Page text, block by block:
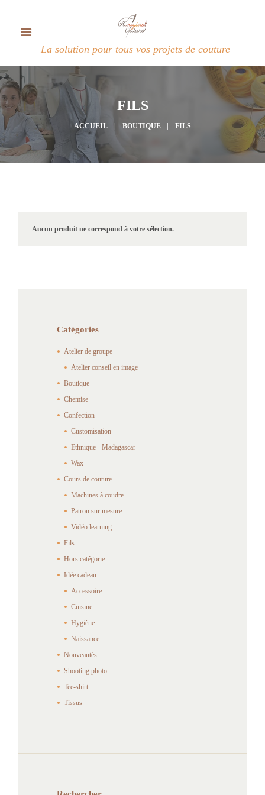
La solution pour tous vos projets de couture
FILS
ACCUEIL BOUTIQUE FILS
Aucun produit ne correspond à votre sélection.
Catégories
Atelier de groupe
Atelier conseil en image
Boutique
Chemise
Confection
Customisation
Ethnique - Madagascar
Wax
Cours de couture
Machines à coudre
Patron sur mesure
Vidéo learning
Fils
Hors catégorie
Idée cadeau
Accessoire
Cuisine
Hygiène
Naissance
Nouveautés
Shooting photo
Tee-shirt
Tissus